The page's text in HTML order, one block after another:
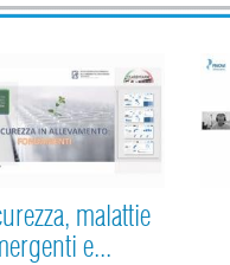
malattie
e...